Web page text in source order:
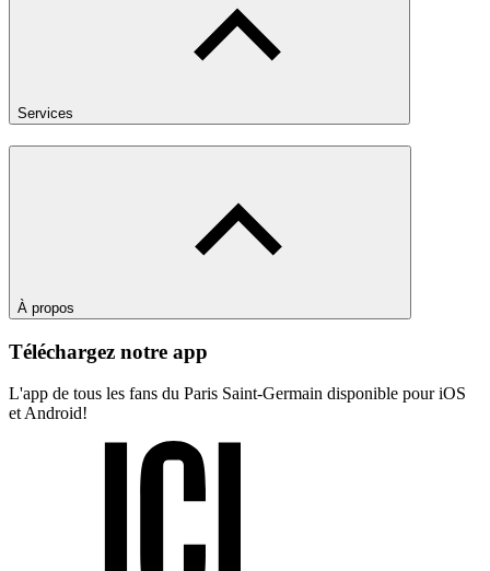
Services
À propos
Téléchargez notre app
L'app de tous les fans du Paris Saint-Germain disponible pour iOS
et Android!